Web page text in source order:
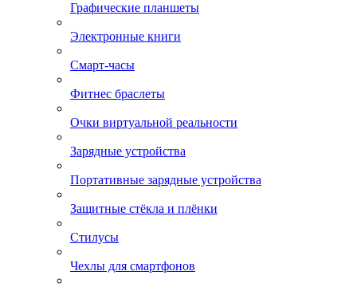
Графические планшеты
Электронные книги
Смарт-часы
Фитнес браслеты
Очки виртуальной реальности
Зарядные устройства
Портативные зарядные устройства
Защитные стёкла и плёнки
Стилусы
Чехлы для смартфонов